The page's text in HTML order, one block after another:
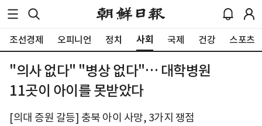
조선경제 오피니언 정치 사회 국제 건강 스포츠
"의사 없다" "병상 없다"… 대학병원
11곳이 아이를 못받았다
[의대 증원 갈등] 충북 아이 사망, 3가지 쟁점